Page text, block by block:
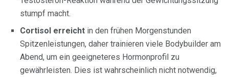
stumpf macht.
Cortisol erreicht in den frühen Morgenstunden
Spitzenleistungen, daher trainieren viele Bodybuilder am
Abend, um ein geeigneteres Hormonprofil zu
gewährleisten. Dies ist wahrscheinlich nicht notwendig,